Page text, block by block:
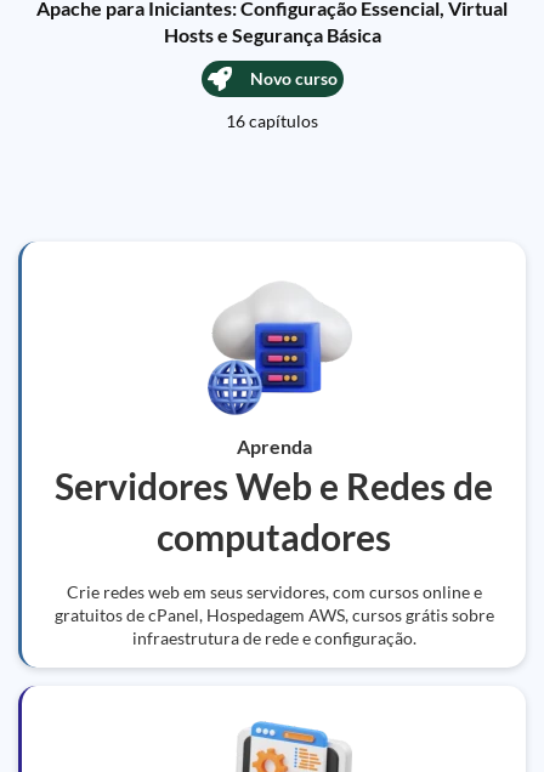
Apache para Iniciantes: Configuração Essencial, Virtual
Hosts e Segurança Básica
Novo curso
16 capítulos
Aprenda
Servidores Web e Redes de
computadores
Crie redes web em seus servidores, com cursos online e
gratuitos de cPanel, Hospedagem AWS, cursos grátis sobre
infraestrutura de rede e configuração.